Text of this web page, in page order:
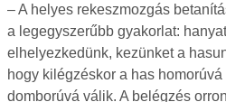
– A helyes rekeszmozgás
a legegyszerűbb gyakorlat:
elhelyezkedünk, kezünket a
hogy kilégzéskor a has
domborúvá válik. A belégzés